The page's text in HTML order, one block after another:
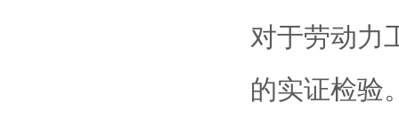
对于劳动力
的实证检验